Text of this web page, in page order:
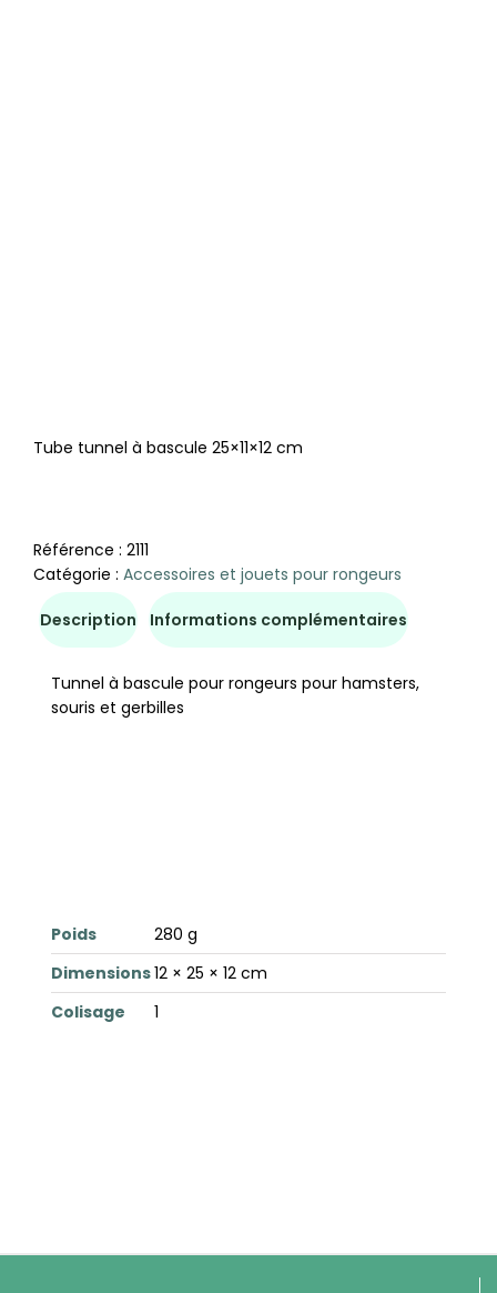
Tube tunnel à bascule 25×11×12 cm
Référence : 2111
Catégorie : Accessoires et jouets pour rongeurs
Description Informations complémentaires
Tunnel à bascule pour rongeurs pour hamsters,
souris et gerbilles
Poids
280 g
Dimensions12 × 25 × 12 cm
Colisage
1